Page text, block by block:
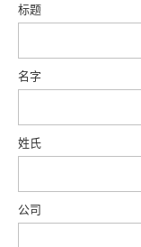
标题
名字
姓氏
公司